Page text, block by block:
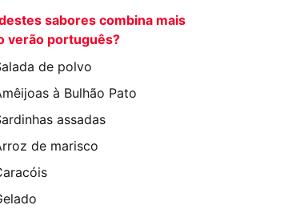
sabores combina mais
verão português?
de polvo
à Bulhão Pato
assadas
de marisco